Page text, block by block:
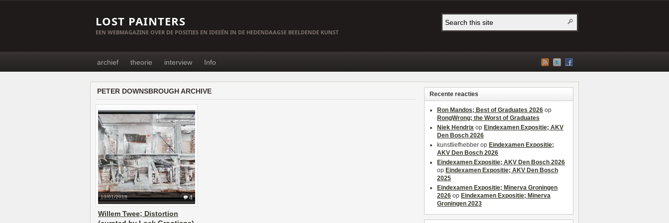
LOST PAINTERS
EEN WEBMAGAZINE OVER DE POSITIES EN IDEEËN IN DE HEDENDAAGSE BEELDENDE KUNST
archief theorie interview Info
PETER DOWNSBROUGH ARCHIVE
4
10/01/2018
Willem Twee; Distortion
Recente reacties
Ron Mandos; Best of Graduates 2026 op
RongWrong; the Worst of Graduates
Niek Hendrix op Eindexamen Expositie; AKV
Den Bosch 2026
kunstliefhebber op Eindexamen Expositie;
AKV Den Bosch 2026
Eindexamen Expositie; AKV Den Bosch 2026
op Eindexamen Expositie; AKV Den Bosch
2025
Eindexamen Expositie; Minerva Groningen
2026 op Eindexamen Expositie; Minerva
Groningen 2023